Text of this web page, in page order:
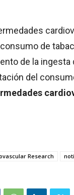
de
de la
del
Research